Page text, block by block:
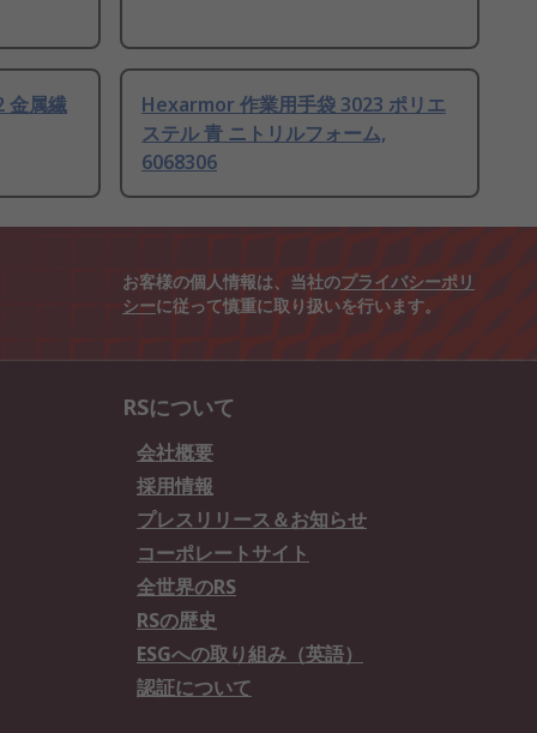
金属繊
Hexarmor 作業用手袋 3023 ポリエ
ステル 青 ニトリルフォーム,
6068306
お客様の個人情報は、当社のプライバシーポリ
シーに従って慎重に取り扱いを行います。
RSについて
会社概要
採用情報
プレスリリース＆お知らせ
コーポレートサイト
全世界のRS
RSの歴史
ESGへの取り組み（英語）
認証について